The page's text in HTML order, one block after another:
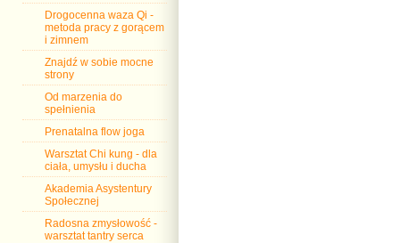
Drogocenna waza Qi -
metoda pracy z gorącem
i zimnem
Znajdź w sobie mocne
strony
Od marzenia do
spełnienia
Prenatalna flow joga
Warsztat Chi kung - dla
ciała, umysłu i ducha
Akademia Asystentury
Społecznej
Radosna zmysłowość -
warsztat tantry serca